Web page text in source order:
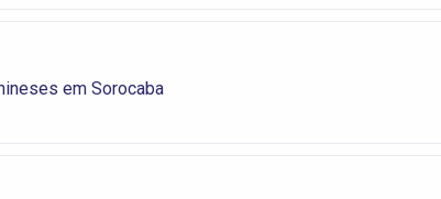
em Sorocaba